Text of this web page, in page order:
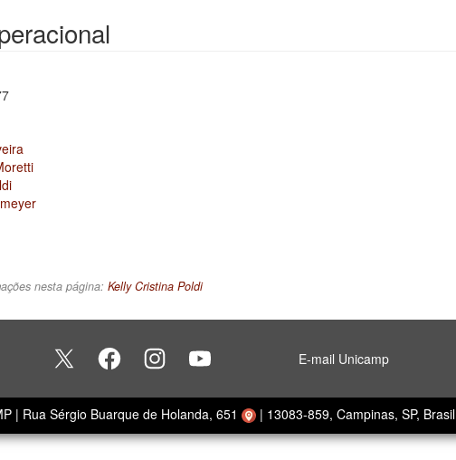
nesta página: Kelly Cristina Poldi
E-mail Unicamp
| Rua Sérgio Buarque de Holanda, 651 | 13083-859, Campinas, SP, Brasil